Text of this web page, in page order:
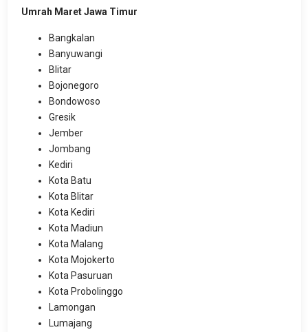
Umrah Maret Jawa Timur
Bangkalan
Banyuwangi
Blitar
Bojonegoro
Bondowoso
Gresik
Jember
Jombang
Kediri
Kota Batu
Kota Blitar
Kota Kediri
Kota Madiun
Kota Malang
Kota Mojokerto
Kota Pasuruan
Kota Probolinggo
Lamongan
Lumajang